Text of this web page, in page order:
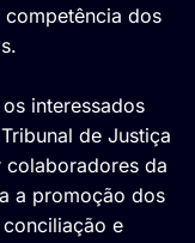
dos
interessados
de Justiça
da
a promoção dos
e